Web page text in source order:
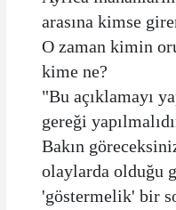
arasına kimse
O zaman kimin
kime ne?
"Bu açıklamayı
gereği
Bakın
olaylarda olduğu
'göstermelik' bir